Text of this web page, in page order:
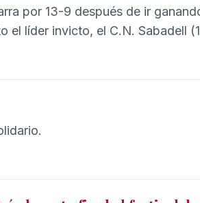
por 13-9 después de ir
el líder invicto, el C.N. Sabadell